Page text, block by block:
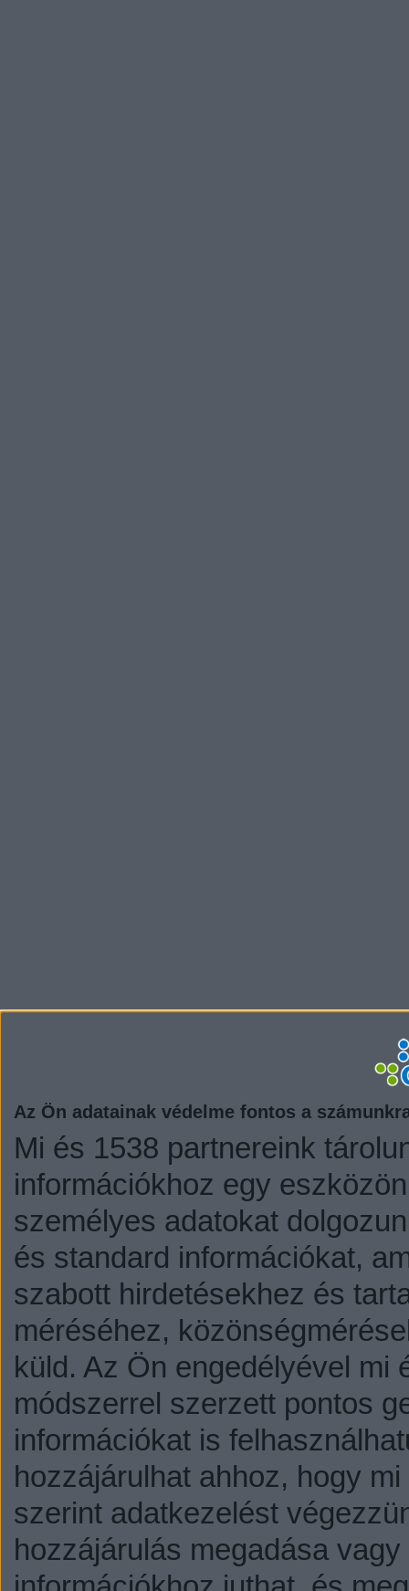
Az Ön adatainak védelme fontos a
Mi és 1538 partnereink
információkhoz egy
személyes adatokat
és standard információkat,
szabott hirdetésekhez és
méréséhez,
küld. Az Ön engedélyével mi
módszerrel szerzett pontos
információkat is
hozzájárulhat ahhoz, hogy
szerint adatkezelést
hozzájárulás megadása